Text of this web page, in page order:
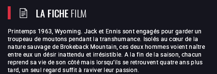
LA FICHEFILM
Printemps 1963, Wyoming. Jack et Ennis sont engagés pour garder un
troupeau de moutons pendant la transhumance. Isolés au cœur de la
nature sauvage de Brokeback Mountain, ces deux hommes voient naître
entre eux un désir inattendu et irrésistible. A la fin de la saison, chacun
reprend sa vie de son côté mais lorsqu’ils se retrouvent quatre ans plus
tard, un seul regard suffit à raviver leur passion.